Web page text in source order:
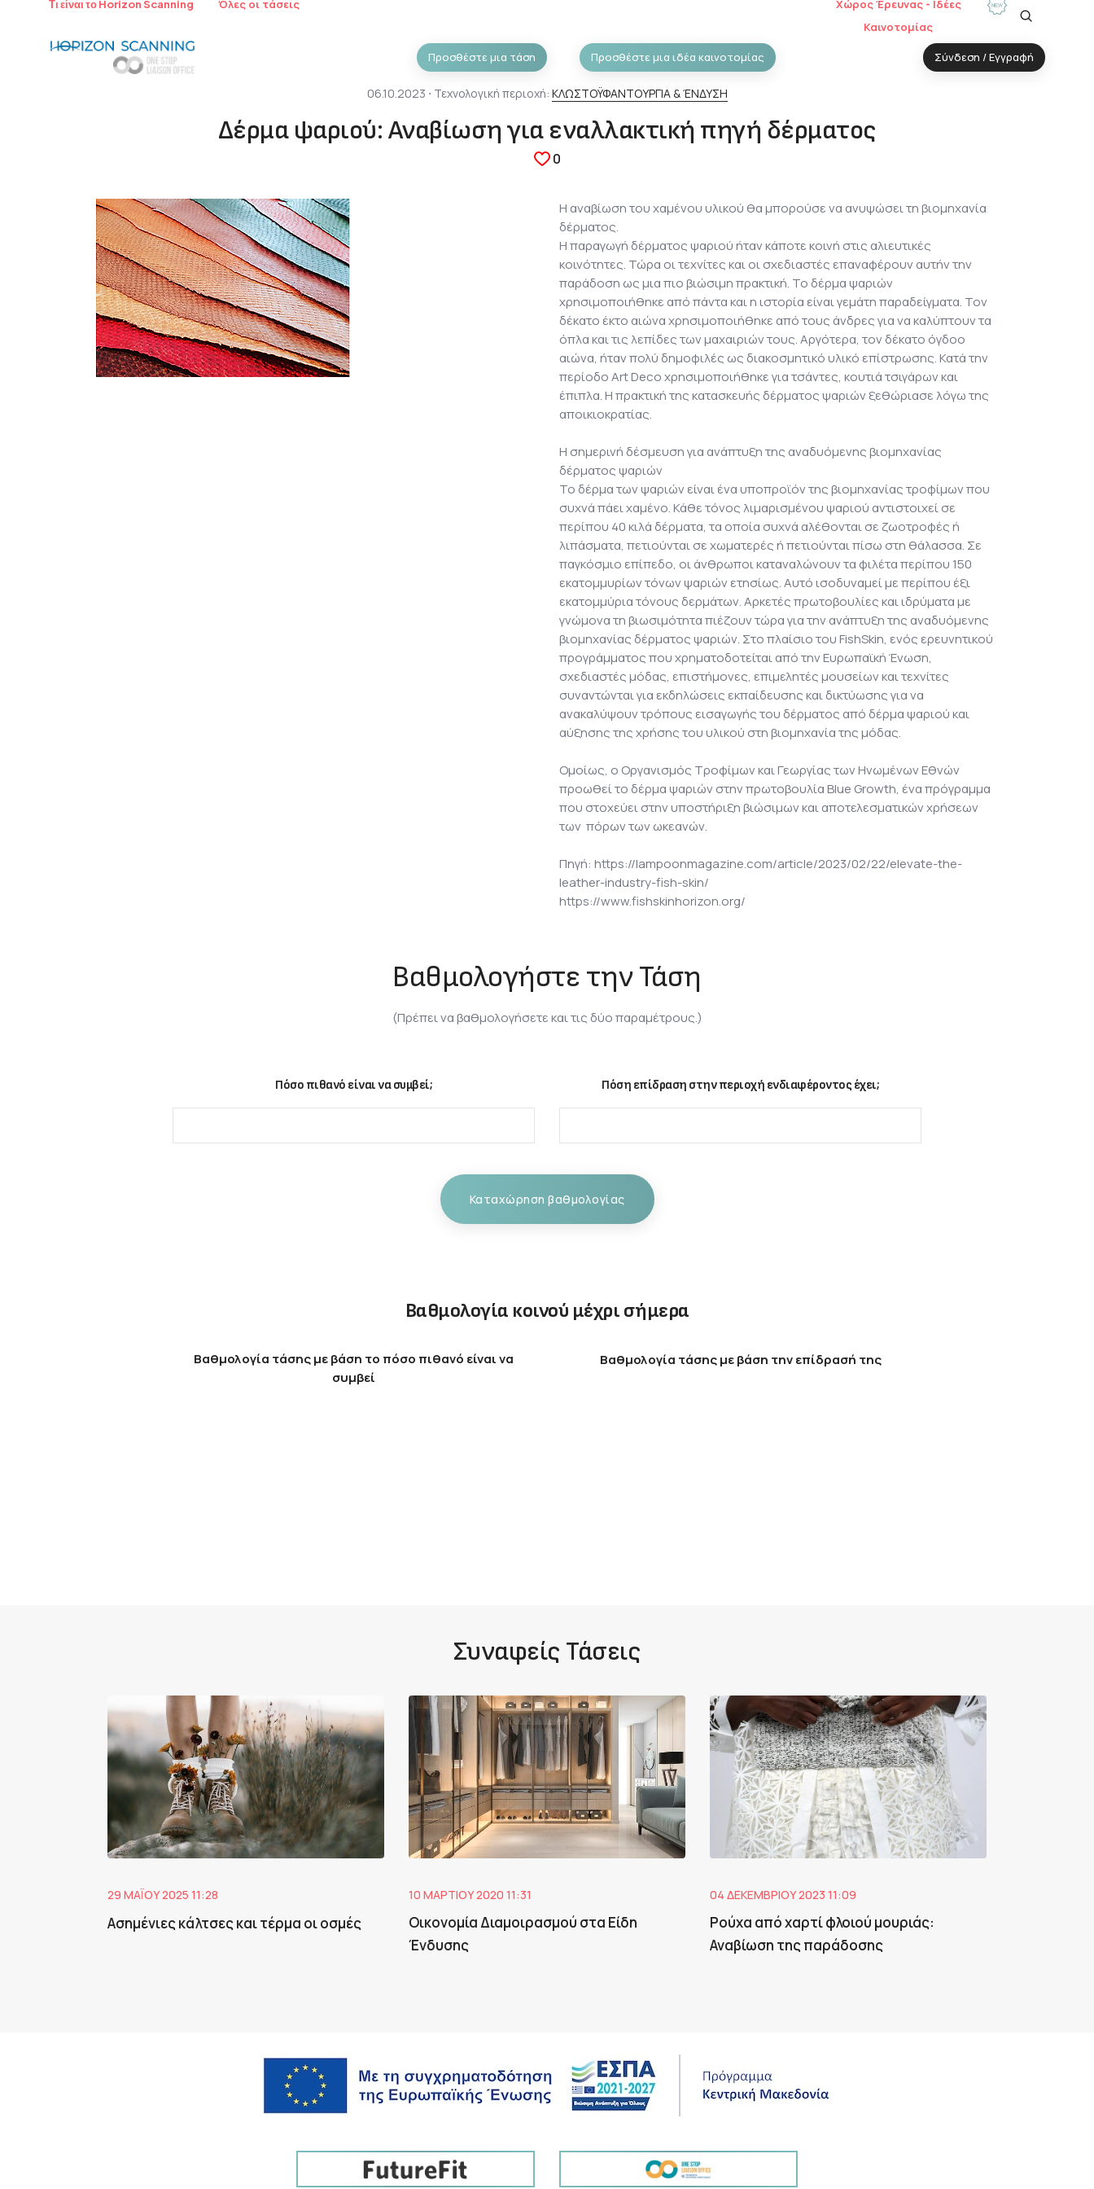
Τι είναι το Horizon Scanning Όλες οι τάσεις
Χώρος Έρευνας - Ιδέες
Καινοτομίας
Προσθέστε μια τάση Προσθέστε μια ιδέα καινοτομίας Σύνδεση / Εγγραφή
06.10.2023 ⋅ Τεχνολογική περιοχή: ΚΛΩΣΤΟΫΦΑΝΤΟΥΡΓΙΑ & ΈΝΔΥΣΗ
Δέρμα ψαριού: Αναβίωση για εναλλακτική πηγή δέρματος
0
Η αναβίωση του χαμένου υλικού θα μπορούσε να ανυψώσει τη βιομηχανία
δέρματος.
Η παραγωγή δέρματος ψαριού ήταν κάποτε κοινή στις αλιευτικές
κοινότητες. Τώρα οι τεχνίτες και οι σχεδιαστές επαναφέρουν αυτήν την
παράδοση ως μια πιο βιώσιμη πρακτική. Το δέρμα ψαριών
χρησιμοποιήθηκε από πάντα και η ιστορία είναι γεμάτη παραδείγματα. Τον
δέκατο έκτο αιώνα χρησιμοποιήθηκε από τους άνδρες για να καλύπτουν τα
όπλα και τις λεπίδες των μαχαιριών τους. Αργότερα, τον δέκατο όγδοο
αιώνα, ήταν πολύ δημοφιλές ως διακοσμητικό υλικό επίστρωσης. Κατά την
περίοδο Art Deco χρησιμοποιήθηκε για τσάντες, κουτιά τσιγάρων και
έπιπλα. Η πρακτική της κατασκευής δέρματος ψαριών ξεθώριασε λόγω της
αποικιοκρατίας.
Η σημερινή δέσμευση για ανάπτυξη της αναδυόμενης βιομηχανίας
δέρματος ψαριών
Το δέρμα των ψαριών είναι ένα υποπροϊόν της βιομηχανίας τροφίμων που
συχνά πάει χαμένο. Κάθε τόνος λιμαρισμένου ψαριού αντιστοιχεί σε
περίπου 40 κιλά δέρματα, τα οποία συχνά αλέθονται σε ζωοτροφές ή
λιπάσματα, πετιούνται σε χωματερές ή πετιούνται πίσω στη θάλασσα. Σε
παγκόσμιο επίπεδο, οι άνθρωποι καταναλώνουν τα φιλέτα περίπου 150
εκατομμυρίων τόνων ψαριών ετησίως. Αυτό ισοδυναμεί με περίπου έξι
εκατομμύρια τόνους δερμάτων. Αρκετές πρωτοβουλίες και ιδρύματα με
γνώμονα τη βιωσιμότητα πιέζουν τώρα για την ανάπτυξη της αναδυόμενης
βιομηχανίας δέρματος ψαριών. Στο πλαίσιο του FishSkin, ενός ερευνητικού
προγράμματος που χρηματοδοτείται από την Ευρωπαϊκή Ένωση,
σχεδιαστές μόδας, επιστήμονες, επιμελητές μουσείων και τεχνίτες
συναντώνται για εκδηλώσεις εκπαίδευσης και δικτύωσης για να
ανακαλύψουν τρόπους εισαγωγής του δέρματος από δέρμα ψαριού και
αύξησης της χρήσης του υλικού στη βιομηχανία της μόδας.
Ομοίως, ο Οργανισμός Τροφίμων και Γεωργίας των Ηνωμένων Εθνών
προωθεί το δέρμα ψαριών στην πρωτοβουλία Blue Growth, ένα πρόγραμμα
που στοχεύει στην υποστήριξη βιώσιμων και αποτελεσματικών χρήσεων
των πόρων των ωκεανών.
Πηγή: https://lampoonmagazine.com/article/2023/02/22/elevate-the-
leather-industry-fish-skin/
https://www.fishskinhorizon.org/
Βαθμολογήστε την Τάση
(Πρέπει να βαθμολογήσετε και τις δύο παραμέτρους.)
Πόσο πιθανό είναι να συμβεί; Πόση επίδραση στην περιοχή ενδιαφέροντος έχει;
Καταχώρηση βαθμολογίας
Βαθμολογία κοινού μέχρι σήμερα
Βαθμολογία τάσης με βάση το πόσο πιθανό είναι να
συμβεί
Βαθμολογία τάσης με βάση την επίδρασή της
Συναφείς Τάσεις
29 ΜΑΪ́ΟΥ 2025 11:28
Ασημένιες κάλτσες και τέρμα οι οσμές
10 ΜΑΡΤΊΟΥ 2020 11:31
Οικονομία Διαμοιρασμού στα Είδη
Ένδυσης
04 ΔΕΚΕΜΒΡΊΟΥ 2023 11:09
Ρούχα από χαρτί φλοιού μουριάς:
Αναβίωση της παράδοσης